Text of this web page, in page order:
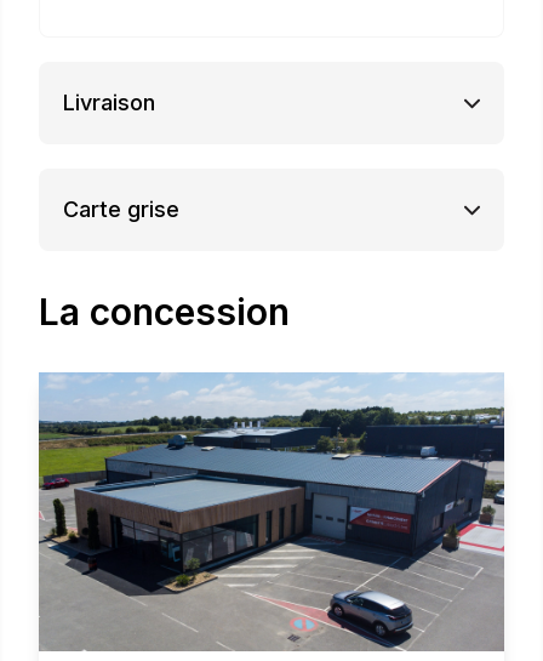
Livraison
Carte grise
La concession